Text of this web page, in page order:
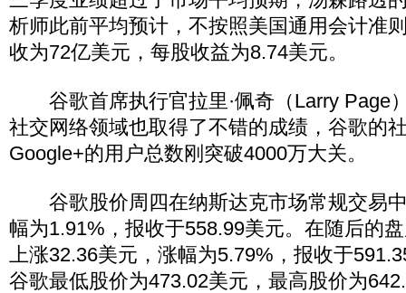
析师此前平均预计，不按照美国通用会计准
收为72亿美元，每股收益为8.74美元。
谷歌首席执行官拉里·佩奇（Larry Page
社交网络领域也取得了不错的成绩，谷歌的
Google+的用户总数刚突破4000万大关。
谷歌股价周四在纳斯达克市场常规交易
幅为1.91%，报收于558.99美元。在随后的
上涨32.36美元，涨幅为5.79%，报收于
谷歌最低股价为473.02美元，最高股价为